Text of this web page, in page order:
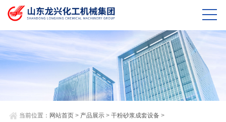
当前位置： 网站首页 > 产品展示 >干粉砂浆成套设备 >